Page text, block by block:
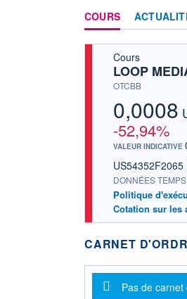
COURS
Cours
LOOP
OTCBB
0,0008
-52,94%
VALEUR INDICATIVE
US54352F2065
DONNÉES
Politique
Cotation sur les
CARNET
Message
Pas de